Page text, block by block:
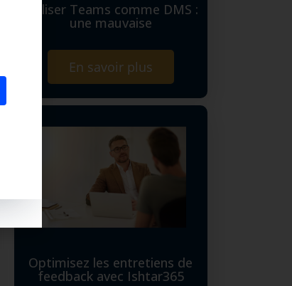
Utiliser Teams comme DMS :
une mauvaise
En savoir plus
Optimisez les entretiens de
feedback avec Ishtar365